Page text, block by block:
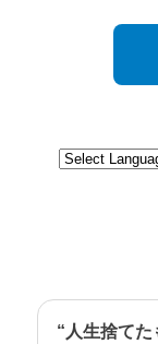
“人生捨て